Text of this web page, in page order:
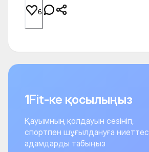
6
1Fit-ке қосылыңыз
Қауымның қолдауын сезініп,
спортпен шұғылдануға ниеттес
адамдарды табыңыз